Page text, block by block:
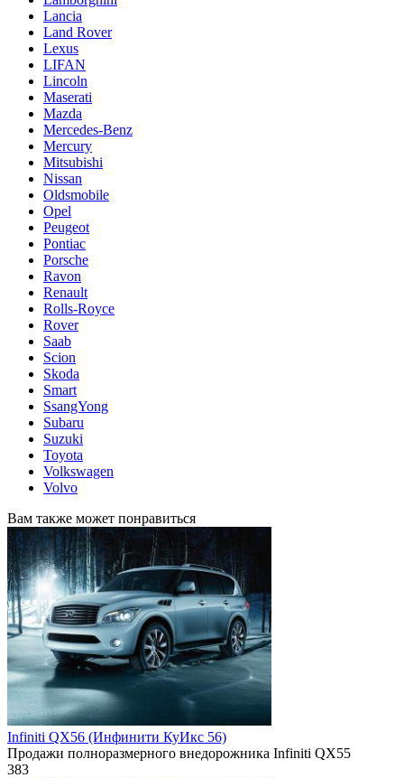
Lancia
Land Rover
Lexus
LIFAN
Lincoln
Maserati
Mazda
Mercedes-Benz
Mercury
Mitsubishi
Nissan
Oldsmobile
Opel
Peugeot
Pontiac
Porsche
Ravon
Renault
Rolls-Royce
Rover
Saab
Scion
Skoda
Smart
SsangYong
Subaru
Suzuki
Toyota
Volkswagen
Volvo
Вам также может понравиться
Infiniti QX56 (Инфинити КуИкс 56)
Продажи полноразмерного внедорожника Infiniti QX55
383